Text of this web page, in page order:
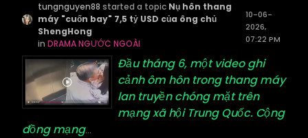
tungnguyen88 started a topic Nụ hôn thang
máy "cuốn bay" 7,5 tỷ USD của ông chủ
ShengHong
inDRAMA NGƯỚC NGOÀI
10-06-
2026,
07:22 PM
Đầu tháng 6, một video ghi
cảnh ôm hôn trong thang máy
lan truyền chóng mặt trên
mạng xã hội Trung Quốc. Cộng
đồng mạng...